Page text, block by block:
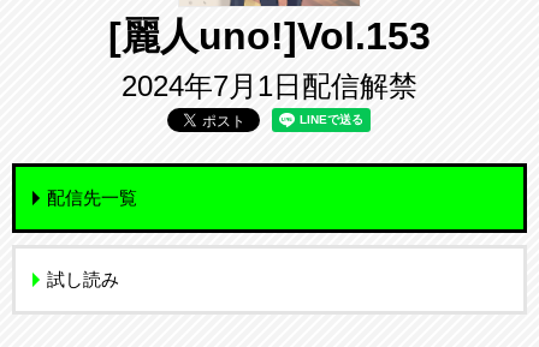
[麗人uno!]Vol.153
2024年7月1日配信解禁
配信先一覧
試し読み